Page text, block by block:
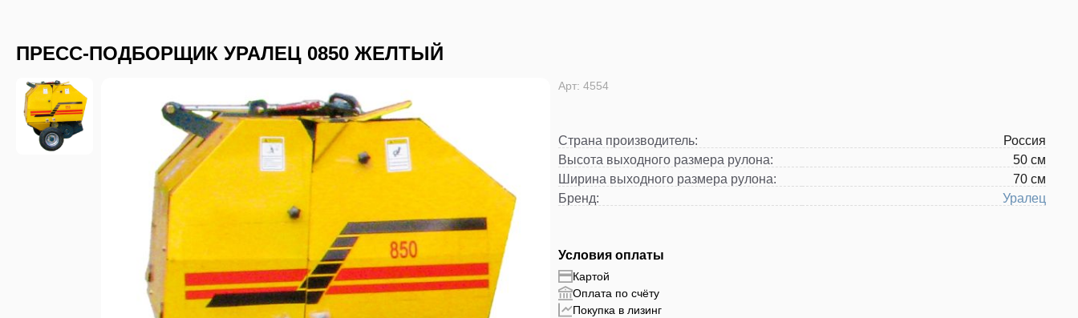
ПРЕСС-ПОДБОРЩИК УРАЛЕЦ 0850 ЖЕЛТЫЙ
Арт: 4554
Страна производитель:
Россия
Высота выходного размера рулона:
50 см
Ширина выходного размера рулона:
70 см
Бренд: Уралец
Условия оплаты
Картой
Оплата по счёту
Покупка в лизинг